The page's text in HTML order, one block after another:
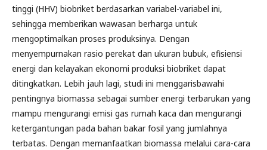
tinggi (HHV) biobriket berdasarkan variabel-variabel ini,
sehingga memberikan wawasan berharga untuk
mengoptimalkan proses produksinya. Dengan
menyempurnakan rasio perekat dan ukuran bubuk, efisiensi
energi dan kelayakan ekonomi produksi biobriket dapat
ditingkatkan. Lebih jauh lagi, studi ini menggarisbawahi
pentingnya biomassa sebagai sumber energi terbarukan yang
mampu mengurangi emisi gas rumah kaca dan mengurangi
ketergantungan pada bahan bakar fosil yang jumlahnya
terbatas. Dengan memanfaatkan biomassa melalui cara-cara